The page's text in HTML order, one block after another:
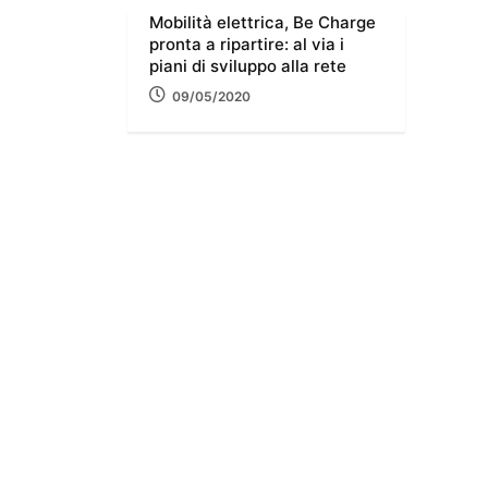
Mobilità elettrica, Be Charge
pronta a ripartire: al via i
piani di sviluppo alla rete
09/05/2020